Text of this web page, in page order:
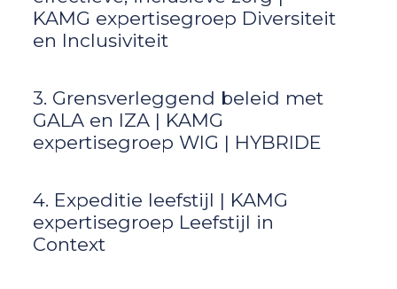
KAMG expertisegroep Diversiteit
en Inclusiviteit
3. Grensverleggend beleid met
GALA en IZA | KAMG
expertisegroep WIG | HYBRIDE
4. Expeditie leefstijl | KAMG
expertisegroep Leefstijl in
Context